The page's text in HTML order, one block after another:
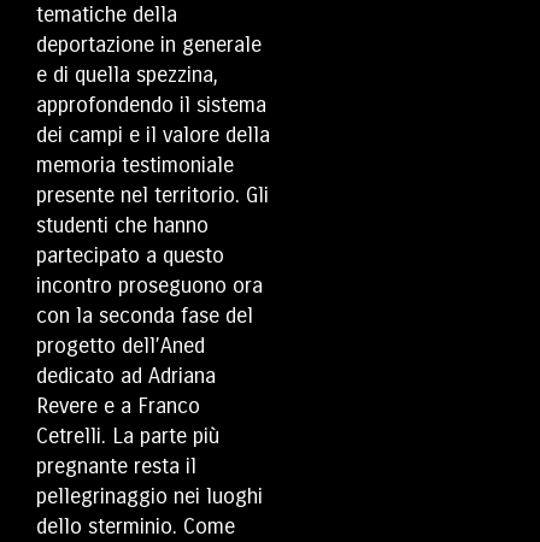
tematiche della
deportazione in generale
e di quella spezzina,
approfondendo il sistema
dei campi e il valore della
memoria testimoniale
presente nel territorio. Gli
studenti che hanno
partecipato a questo
incontro proseguono ora
con la seconda fase del
progetto dell’Aned
dedicato ad Adriana
Revere e a Franco
Cetrelli. La parte più
pregnante resta il
pellegrinaggio nei luoghi
dello sterminio. Come